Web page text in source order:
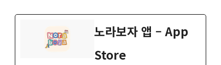
노라보자 앱 – App
Store